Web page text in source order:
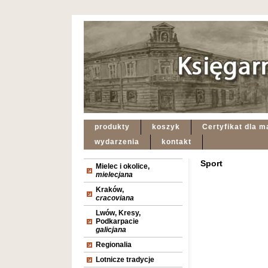
produkty koszyk
Certyfikat dla
wydarzenia
kontakt
Mielec i okolice,
mielecjana
Kraków,
cracoviana
Lwów, Kresy,
Podkarpacie
galicjana
Regionalia
Lotnicze tradycje
Sport